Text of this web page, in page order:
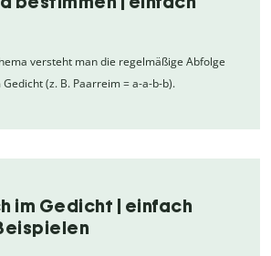
versteht man die regelmäßige Abfolge
(z. B. Paarreim = a-a-b-b).
im Gedicht | einfach